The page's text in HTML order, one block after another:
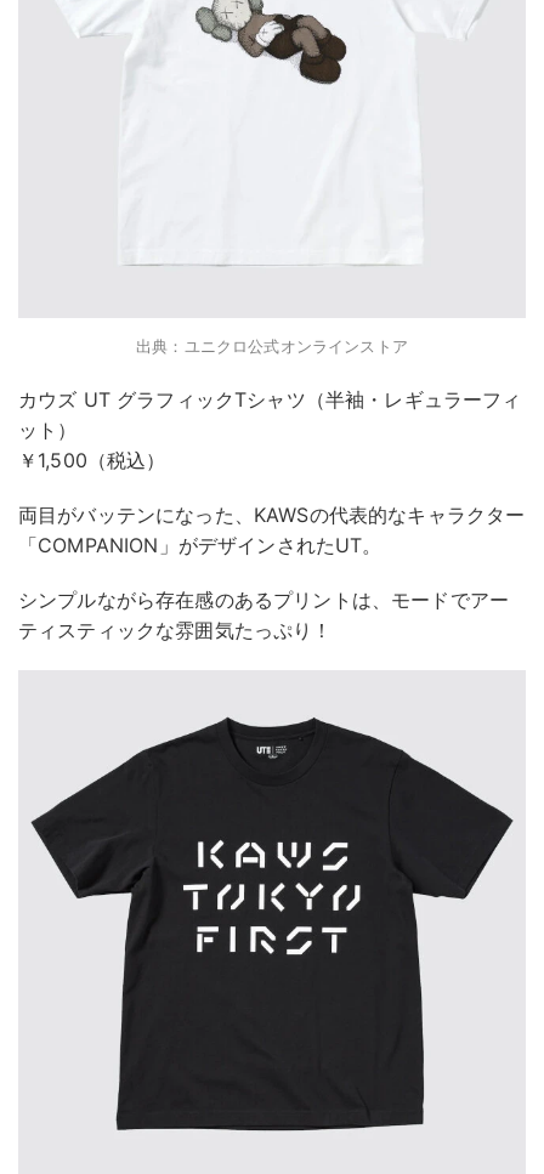
出典：ユニクロ公式オンラインストア
カウズ UT グラフィックTシャツ（半袖・レギュラーフィ
ット）
￥1,500（税込）
両目がバッテンになった、KAWSの代表的なキャラクター
「COMPANION」がデザインされたUT。
シンプルながら存在感のあるプリントは、モードでアー
ティスティックな雰囲気たっぷり！